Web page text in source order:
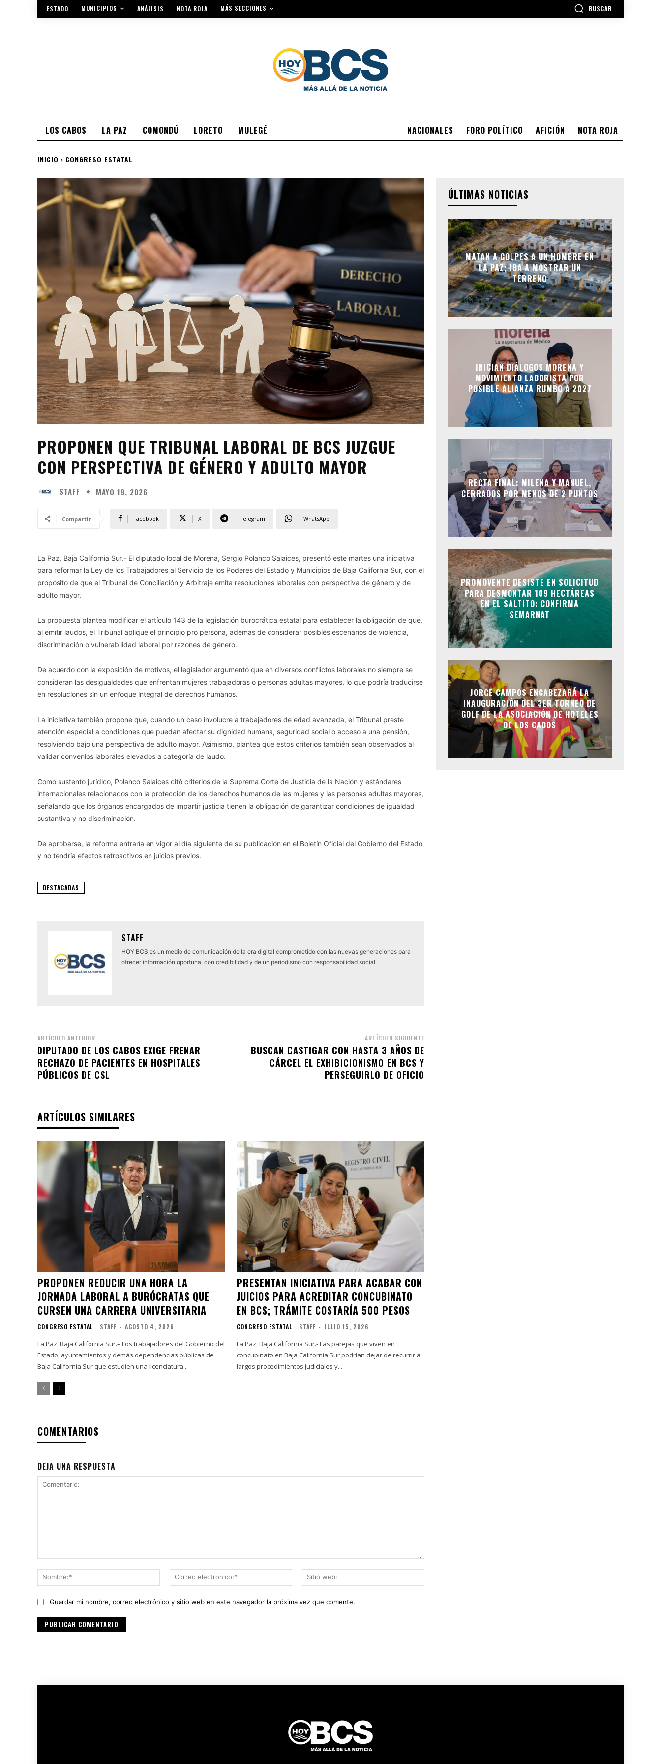
ESTADO MUNICIPIOS ANÁLISIS NOTA ROJA MÁS SECCIONES BUSCAR
NACIONALES FORO POLÍTICO AFICIÓN NOTA ROJA
LOS CABOS LA PAZ COMONDÚ LORETO MULEGÉ
INICIO CONGRESO ESTATAL
PROPONEN QUE TRIBUNAL LABORAL DE BCS JUZGUE
CON PERSPECTIVA DE GÉNERO Y ADULTO MAYOR
STAFF MAYO 19, 2026
Compartir Facebook X Telegram WhatsApp
La Paz, Baja California Sur.- El diputado local de Morena, Sergio Polanco Salaices, presentó este martes una iniciativa
para reformar la Ley de los Trabajadores al Servicio de los Poderes del Estado y Municipios de Baja California Sur, con el
propósito de que el Tribunal de Conciliación y Arbitraje emita resoluciones laborales con perspectiva de género y de
adulto mayor.
La propuesta plantea modificar el artículo 143 de la legislación burocrática estatal para establecer la obligación de que,
al emitir laudos, el Tribunal aplique el principio pro persona, además de considerar posibles escenarios de violencia,
discriminación o vulnerabilidad laboral por razones de género.
De acuerdo con la exposición de motivos, el legislador argumentó que en diversos conflictos laborales no siempre se
consideran las desigualdades que enfrentan mujeres trabajadoras o personas adultas mayores, lo que podría traducirse
en resoluciones sin un enfoque integral de derechos humanos.
La iniciativa también propone que, cuando un caso involucre a trabajadores de edad avanzada, el Tribunal preste
atención especial a condiciones que puedan afectar su dignidad humana, seguridad social o acceso a una pensión,
resolviendo bajo una perspectiva de adulto mayor. Asimismo, plantea que estos criterios también sean observados al
validar convenios laborales elevados a categoría de laudo.
Como sustento jurídico, Polanco Salaices citó criterios de la Suprema Corte de Justicia de la Nación y estándares
internacionales relacionados con la protección de los derechos humanos de las mujeres y las personas adultas mayores,
señalando que los órganos encargados de impartir justicia tienen la obligación de garantizar condiciones de igualdad
sustantiva y no discriminación.
De aprobarse, la reforma entraría en vigor al día siguiente de su publicación en el Boletín Oficial del Gobierno del Estado
y no tendría efectos retroactivos en juicios previos.
DESTACADAS
STAFF
HOY BCS es un medio de comunicación de la era digital comprometido con las nuevas generaciones para
ofrecer información oportuna, con credibilidad y de un periodismo con responsabilidad social.
ARTÍCULO ANTERIOR
DIPUTADO DE LOS CABOS EXIGE FRENAR
RECHAZO DE PACIENTES EN HOSPITALES
PÚBLICOS DE CSL
ARTÍCULO SIGUIENTE
BUSCAN CASTIGAR CON HASTA 3 AÑOS DE
CÁRCEL EL EXHIBICIONISMO EN BCS Y
PERSEGUIRLO DE OFICIO
ARTÍCULOS SIMILARES
PROPONEN REDUCIR UNA HORA LA
JORNADA LABORAL A BURÓCRATAS QUE
CURSEN UNA CARRERA UNIVERSITARIA
CONGRESO ESTATAL STAFF - AGOSTO 4, 2026
La Paz, Baja California Sur.– Los trabajadores del Gobierno del
Estado, ayuntamientos y demás dependencias públicas de
Baja California Sur que estudien una licenciatura...
PRESENTAN INICIATIVA PARA ACABAR CON
JUICIOS PARA ACREDITAR CONCUBINATO
EN BCS; TRÁMITE COSTARÍA 500 PESOS
CONGRESO ESTATAL STAFF - JULIO 15, 2026
La Paz, Baja California Sur.- Las parejas que viven en
concubinato en Baja California Sur podrían dejar de recurrir a
largos procedimientos judiciales y...
COMENTARIOS
DEJA UNA RESPUESTA
Nombre:*
Correo
electrónico:*
web:
Guardar mi nombre, correo electrónico y sitio web en este navegador la próxima vez que comente.
ÚLTIMAS NOTICIAS
MATAN A GOLPES A UN HOMBRE EN
LA PAZ; IBA A MOSTRAR UN
TERRENO
INICIAN DIÁLOGOS MORENA Y
MOVIMIENTO LABORISTA POR
POSIBLE ALIANZA RUMBO A 2027
RECTA FINAL: MILENA Y MANUEL,
CERRADOS POR MENOS DE 2 PUNTOS
PROMOVENTE DESISTE EN SOLICITUD
PARA DESMONTAR 109 HECTÁREAS
EN EL SALTITO: CONFIRMA
SEMARNAT
JORGE CAMPOS ENCABEZARÁ LA
INAUGURACIÓN DEL 3ER TORNEO DE
GOLF DE LA ASOCIACIÓN DE HOTELES
DE LOS CABOS